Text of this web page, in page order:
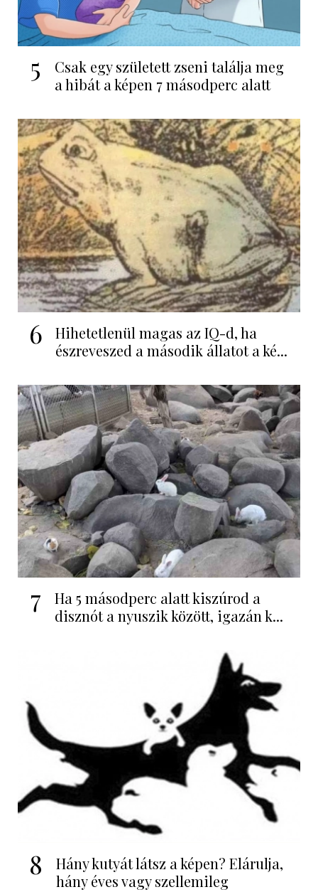
5
Csak egy született zseni találja meg
a hibát a képen 7 másodperc alatt
6
Hihetetlenül magas az IQ-d, ha
észreveszed a második állatot a ké...
7
Ha 5 másodperc alatt kiszúrod a
disznót a nyuszik között, igazán k...
8
Hány kutyát látsz a képen? Elárulja,
hány éves vagy szellemileg